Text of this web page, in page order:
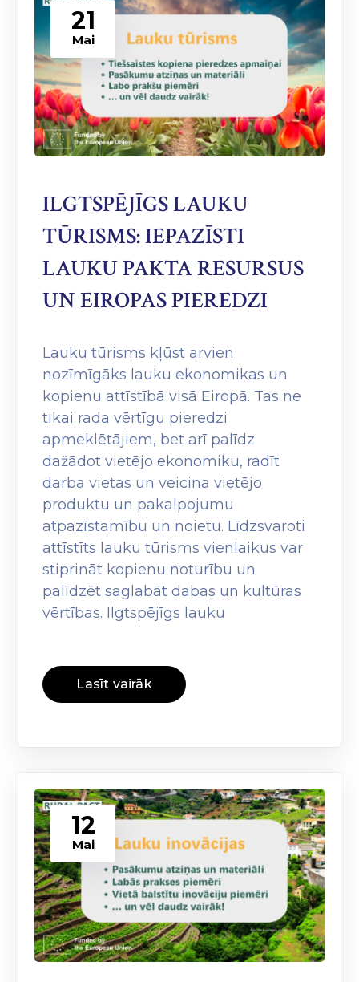
21
Mai
ILGTSPĒJĪGS LAUKU
TŪRISMS: IEPAZĪSTI
LAUKU PAKTA RESURSUS
UN EIROPAS PIEREDZI
Lauku tūrisms kļūst arvien
nozīmīgāks lauku ekonomikas un
kopienu attīstībā visā Eiropā. Tas ne
tikai rada vērtīgu pieredzi
apmeklētājiem, bet arī palīdz
dažādot vietējo ekonomiku, radīt
darba vietas un veicina vietējo
produktu un pakalpojumu
atpazīstamību un noietu. Līdzsvaroti
attīstīts lauku tūrisms vienlaikus var
stiprināt kopienu noturību un
palīdzēt saglabāt dabas un kultūras
vērtības. Ilgtspējīgs lauku
Lasīt vairāk
12
Mai